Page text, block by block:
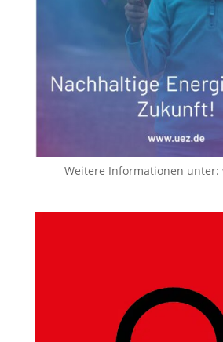
Weitere Informationen unter: